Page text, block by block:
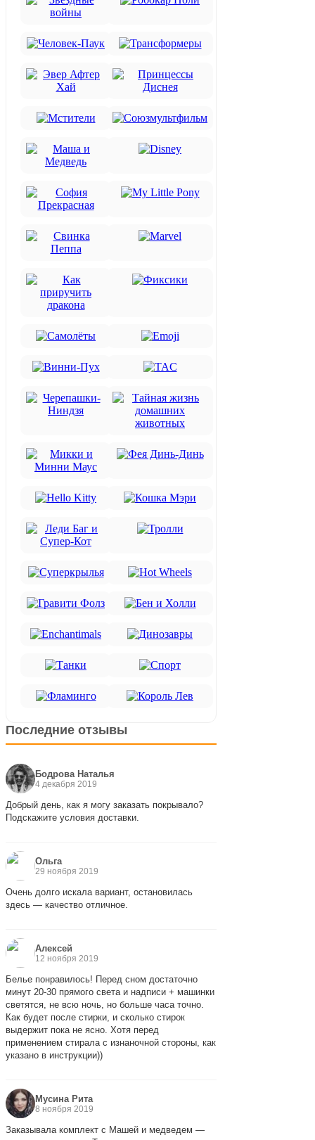
Последние отзывы
Бодрова Наталья
4 декабря 2019
Добрый день, как я могу заказать покрывало?
Подскажите условия доставки.
Ольга
29 ноября 2019
Очень долго искала вариант, остановилась
здесь — качество отличное.
Алексей
12 ноября 2019
Белье понравилось! Перед сном достаточно
минут 20-30 прямого света и надписи + машинки
светятся, не всю ночь, но больше часа точно.
Как будет после стирки, и сколько стирок
выдержит пока не ясно. Хотя перед
применением стирала с изнаночной стороны, как
указано в инструкции))
Мусина Рита
8 ноября 2019
Заказывала комплект с Машей и медведем —